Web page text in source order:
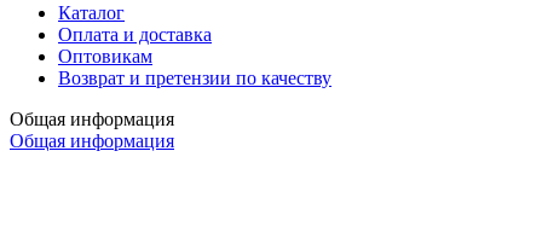
Каталог
Оплата и доставка
Оптовикам
Возврат и претензии по качеству
Общая информация
Общая информация